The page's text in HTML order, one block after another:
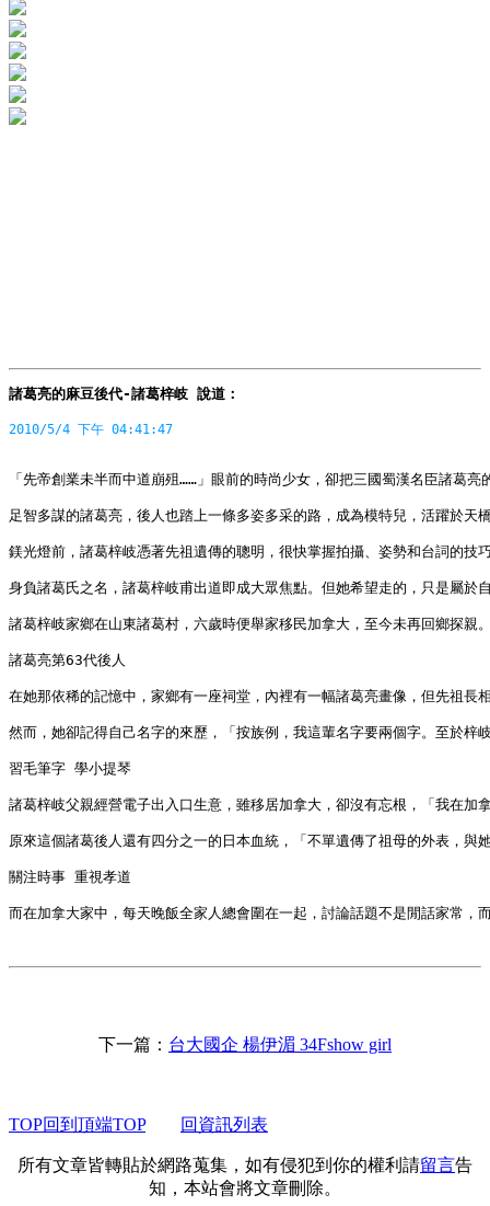
諸葛亮的麻豆後代-諸葛梓岐 說道：
2010/5/4 下午 04:41:47
「先帝創業未半而中道崩殂……」眼前的時尚少女，卻把三國蜀漢名臣諸葛
足智多謀的諸葛亮，後人也踏上一條多姿多采的路，成為模特兒，活躍於天
鎂光燈前，諸葛梓岐憑著先祖遺傳的聰明，很快掌握拍攝、姿勢和台詞的
身負諸葛氏之名，諸葛梓岐甫出道即成大眾焦點。但她希望走的，只是屬於
諸葛梓岐家鄉在山東諸葛村，六歲時便舉家移民加拿大，至今未再回鄉探親
諸葛亮第63代後人
在她那依稀的記憶中，家鄉有一座祠堂，內裡有一幅諸葛亮畫像，但先祖
然而，她卻記得自己名字的來歷，「按族例，我這輩名字要兩個字。至於
習毛筆字 學小提琴
諸葛梓岐父親經營電子出入口生意，雖移居加拿大，卻沒有忘根，「我在
原來這個諸葛後人還有四分之一的日本血統，「不單遺傳了祖母的外表，與
關注時事 重視孝道
而在加拿大家中，每天晚飯全家人總會圍在一起，討論話題不是閒話家常
下一篇： 台大國企 楊伊湄 34Fshow girl
TOP回到頂端TOP 回資訊列表
所有文章皆轉貼於網路蒐集，如有侵犯到你的權利請留言告
知，本站會將文章刪除。